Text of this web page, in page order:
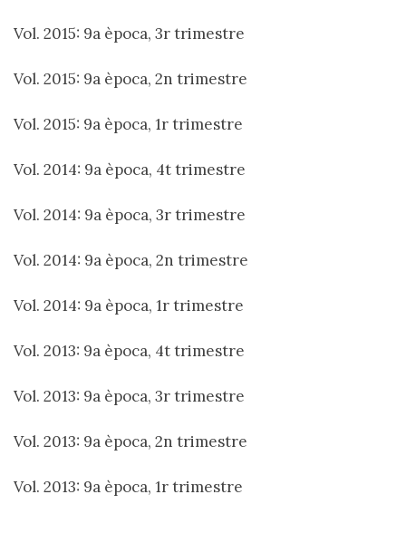
Vol. 2015: 9a època, 3r trimestre
Vol. 2015: 9a època, 2n trimestre
Vol. 2015: 9a època, 1r trimestre
Vol. 2014: 9a època, 4t trimestre
Vol. 2014: 9a època, 3r trimestre
Vol. 2014: 9a època, 2n trimestre
Vol. 2014: 9a època, 1r trimestre
Vol. 2013: 9a època, 4t trimestre
Vol. 2013: 9a època, 3r trimestre
Vol. 2013: 9a època, 2n trimestre
Vol. 2013: 9a època, 1r trimestre